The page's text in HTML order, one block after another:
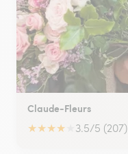
Claude-Fleurs
★★★★ 3.5/5 (207)